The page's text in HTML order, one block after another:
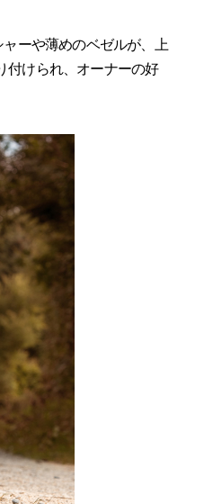
ーや薄めのベゼルが、上
付けられ、オーナーの好